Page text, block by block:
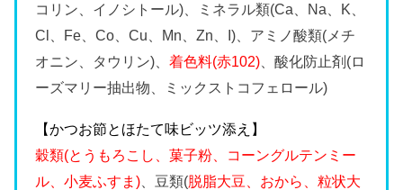
コリン、イノシトール)、ミネラル類(Ca、Na、K、
Cl、Fe、Co、Cu、Mn、Zn、I)、アミノ酸類(メチ
オニン、タウリン)、着色料(赤102) 、酸化防止剤(ロ
ーズマリー抽出物、ミックストコフェロール)
【かつお節とほたて味ビッツ添え】
穀類(とうもろこし、菓子粉、コーングルテンミー
ル、小麦ふすま) 、豆類(脱脂大豆、おから、粒状大